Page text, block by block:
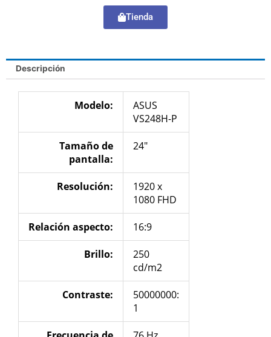
Tienda
Descripción
Modelo:
ASUS
VS248H-P
Tamaño de
pantalla:
24″
Resolución:
1920 x
1080 FHD
Relación aspecto: 16:9
Brillo:
250
cd/m2
Contraste:
50000000:
1